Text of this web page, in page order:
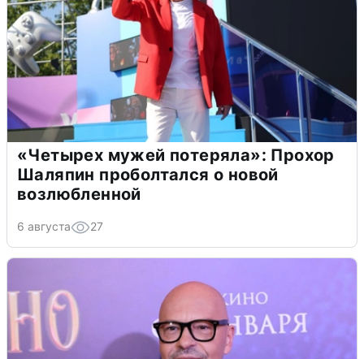
«Четырех мужей потеряла»: Прохор
Шаляпин проболтался о новой
возлюбленной
6 августа 27